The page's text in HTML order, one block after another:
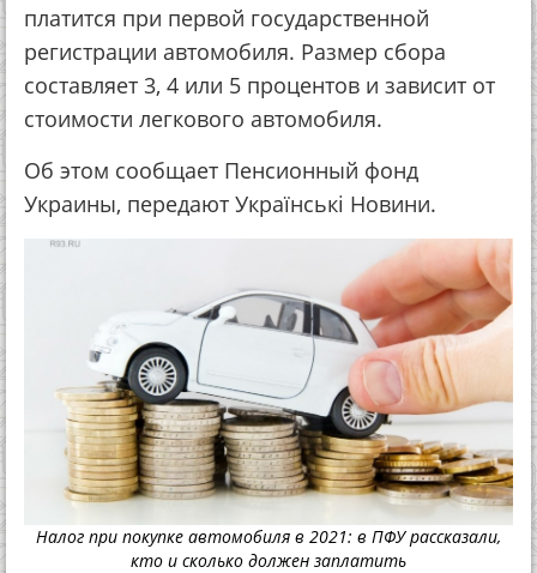
платится при первой государственной
регистрации автомобиля. Размер сбора
составляет 3, 4 или 5 процентов и зависит от
стоимости легкового автомобиля.
Об этом сообщает Пенсионный фонд
Украины, передают Українськi Новини.
Налог при покупке автомобиля в 2021: в ПФУ рассказали,
кто и сколько должен заплатить